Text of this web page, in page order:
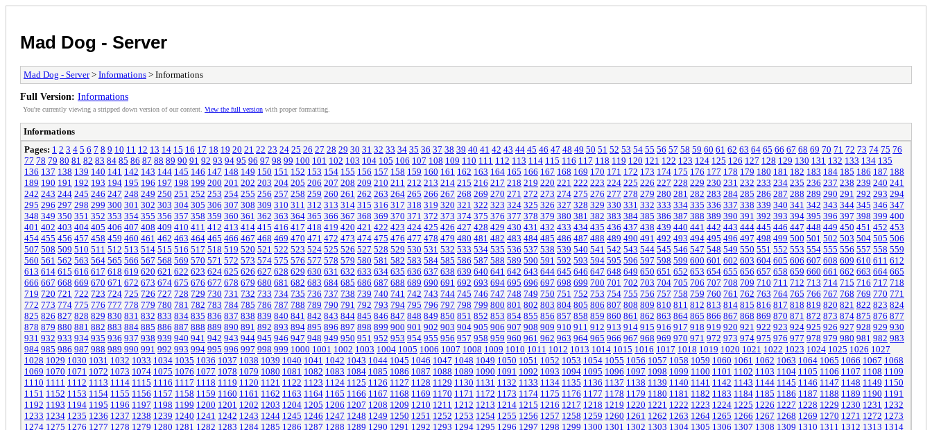
Mad Dog - Server
Mad Dog - Server> Informations > Informations
Full Version: Informations
You're currently viewing a stripped down version of our content. View the full version with proper formatting.
Informations
Pages: 1 2 3 4 5 6 7 8 9 10 11 12 13 14 15 16 17 18 19 20 21 22 23 24 25 26 27 28 29 30 31 32 33 34 35 36 37 38 39 40 41 42 43 44 45 46 47 48 49 50 51 52 53 54 55 56 57 58 59 60 61 62 63 64 65 66 67 68 69 70 71 72 73 74 75 76
77 78 79 80 81 82 83 84 85 86 87 88 89 90 91 92 93 94 95 96 97 98 99 100 101 102 103 104 105 106 107 108 109 110 111 112 113 114 115 116 117 118 119 120 121 122 123 124 125 126 127 128 129 130 131 132 133 134 135
136 137 138 139 140 141 142 143 144 145 146 147 148 149 150 151 152 153 154 155 156 157 158 159 160 161 162 163 164 165 166 167 168 169 170 171 172 173 174 175 176 177 178 179 180 181 182 183 184 185 186 187 188
189 190 191 192 193 194 195 196 197 198 199 200 201 202 203 204 205 206 207 208 209 210 211 212 213 214 215 216 217 218 219 220 221 222 223 224 225 226 227 228 229 230 231 232 233 234 235 236 237 238 239 240 241
242 243 244 245 246 247 248 249 250 251 252 253 254 255 256 257 258 259 260 261 262 263 264 265 266 267 268 269 270 271 272 273 274 275 276 277 278 279 280 281 282 283 284 285 286 287 288 289 290 291 292 293 294
295 296 297 298 299 300 301 302 303 304 305 306 307 308 309 310 311 312 313 314 315 316 317 318 319 320 321 322 323 324 325 326 327 328 329 330 331 332 333 334 335 336 337 338 339 340 341 342 343 344 345 346 347
348 349 350 351 352 353 354 355 356 357 358 359 360 361 362 363 364 365 366 367 368 369 370 371 372 373 374 375 376 377 378 379 380 381 382 383 384 385 386 387 388 389 390 391 392 393 394 395 396 397 398 399 400
401 402 403 404 405 406 407 408 409 410 411 412 413 414 415 416 417 418 419 420 421 422 423 424 425 426 427 428 429 430 431 432 433 434 435 436 437 438 439 440 441 442 443 444 445 446 447 448 449 450 451 452 453
454 455 456 457 458 459 460 461 462 463 464 465 466 467 468 469 470 471 472 473 474 475 476 477 478 479 480 481 482 483 484 485 486 487 488 489 490 491 492 493 494 495 496 497 498 499 500 501 502 503 504 505 506
507 508 509 510 511 512 513 514 515 516 517 518 519 520 521 522 523 524 525 526 527 528 529 530 531 532 533 534 535 536 537 538 539 540 541 542 543 544 545 546 547 548 549 550 551 552 553 554 555 556 557 558 559
560 561 562 563 564 565 566 567 568 569 570 571 572 573 574 575 576 577 578 579 580 581 582 583 584 585 586 587 588 589 590 591 592 593 594 595 596 597 598 599 600 601 602 603 604 605 606 607 608 609 610 611 612
613 614 615 616 617 618 619 620 621 622 623 624 625 626 627 628 629 630 631 632 633 634 635 636 637 638 639 640 641 642 643 644 645 646 647 648 649 650 651 652 653 654 655 656 657 658 659 660 661 662 663 664 665
666 667 668 669 670 671 672 673 674 675 676 677 678 679 680 681 682 683 684 685 686 687 688 689 690 691 692 693 694 695 696 697 698 699 700 701 702 703 704 705 706 707 708 709 710 711 712 713 714 715 716 717 718
719 720 721 722 723 724 725 726 727 728 729 730 731 732 733 734 735 736 737 738 739 740 741 742 743 744 745 746 747 748 749 750 751 752 753 754 755 756 757 758 759 760 761 762 763 764 765 766 767 768 769 770 771
772 773 774 775 776 777 778 779 780 781 782 783 784 785 786 787 788 789 790 791 792 793 794 795 796 797 798 799 800 801 802 803 804 805 806 807 808 809 810 811 812 813 814 815 816 817 818 819 820 821 822 823 824
825 826 827 828 829 830 831 832 833 834 835 836 837 838 839 840 841 842 843 844 845 846 847 848 849 850 851 852 853 854 855 856 857 858 859 860 861 862 863 864 865 866 867 868 869 870 871 872 873 874 875 876 877
878 879 880 881 882 883 884 885 886 887 888 889 890 891 892 893 894 895 896 897 898 899 900 901 902 903 904 905 906 907 908 909 910 911 912 913 914 915 916 917 918 919 920 921 922 923 924 925 926 927 928 929 930
931 932 933 934 935 936 937 938 939 940 941 942 943 944 945 946 947 948 949 950 951 952 953 954 955 956 957 958 959 960 961 962 963 964 965 966 967 968 969 970 971 972 973 974 975 976 977 978 979 980 981 982 983
984 985 986 987 988 989 990 991 992 993 994 995 996 997 998 999 1000 1001 1002 1003 1004 1005 1006 1007 1008 1009 1010 1011 1012 1013 1014 1015 1016 1017 1018 1019 1020 1021 1022 1023 1024 1025 1026 1027
1028 1029 1030 1031 1032 1033 1034 1035 1036 1037 1038 1039 1040 1041 1042 1043 1044 1045 1046 1047 1048 1049 1050 1051 1052 1053 1054 1055 1056 1057 1058 1059 1060 1061 1062 1063 1064 1065 1066 1067 1068
1069 1070 1071 1072 1073 1074 1075 1076 1077 1078 1079 1080 1081 1082 1083 1084 1085 1086 1087 1088 1089 1090 1091 1092 1093 1094 1095 1096 1097 1098 1099 1100 1101 1102 1103 1104 1105 1106 1107 1108 1109
1110 1111 1112 1113 1114 1115 1116 1117 1118 1119 1120 1121 1122 1123 1124 1125 1126 1127 1128 1129 1130 1131 1132 1133 1134 1135 1136 1137 1138 1139 1140 1141 1142 1143 1144 1145 1146 1147 1148 1149 1150
1151 1152 1153 1154 1155 1156 1157 1158 1159 1160 1161 1162 1163 1164 1165 1166 1167 1168 1169 1170 1171 1172 1173 1174 1175 1176 1177 1178 1179 1180 1181 1182 1183 1184 1185 1186 1187 1188 1189 1190 1191
1192 1193 1194 1195 1196 1197 1198 1199 1200 1201 1202 1203 1204 1205 1206 1207 1208 1209 1210 1211 1212 1213 1214 1215 1216 1217 1218 1219 1220 1221 1222 1223 1224 1225 1226 1227 1228 1229 1230 1231 1232
1233 1234 1235 1236 1237 1238 1239 1240 1241 1242 1243 1244 1245 1246 1247 1248 1249 1250 1251 1252 1253 1254 1255 1256 1257 1258 1259 1260 1261 1262 1263 1264 1265 1266 1267 1268 1269 1270 1271 1272 1273
1274 1275 1276 1277 1278 1279 1280 1281 1282 1283 1284 1285 1286 1287 1288 1289 1290 1291 1292 1293 1294 1295 1296 1297 1298 1299 1300 1301 1302 1303 1304 1305 1306 1307 1308 1309 1310 1311 1312 1313 1314